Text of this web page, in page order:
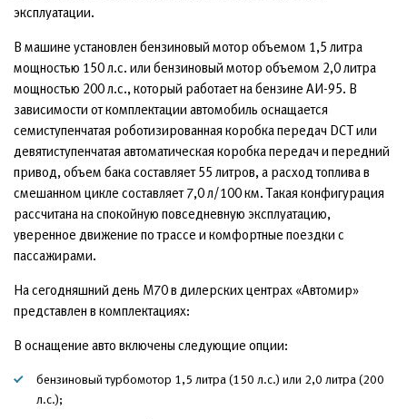
эксплуатации.
В машине установлен бензиновый мотор объемом 1,5 литра
мощностью 150 л.с. или бензиновый мотор объемом 2,0 литра
мощностью 200 л.с., который работает на бензине АИ-95. В
зависимости от комплектации автомобиль оснащается
семиступенчатая роботизированная коробка передач DCT или
девятиступенчатая автоматическая коробка передач и передний
привод, объем бака составляет 55 литров, а расход топлива в
смешанном цикле составляет 7,0 л/100 км. Такая конфигурация
рассчитана на спокойную повседневную эксплуатацию,
уверенное движение по трассе и комфортные поездки с
пассажирами.
На сегодняшний день М70 в дилерских центрах «Автомир»
представлен в комплектациях:
В оснащение авто включены следующие опции:
бензиновый турбомотор 1,5 литра (150 л.с.) или 2,0 литра (200
л.с.);